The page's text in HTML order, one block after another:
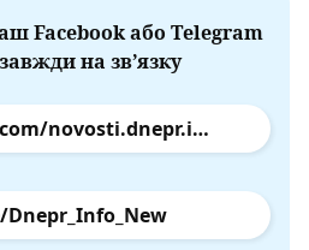
Facebook або Telegram
на зв’язку
facebook.com/novosti.dnepr.info